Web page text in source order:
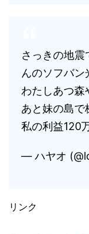
さっきの地震
んのソフバン
わたしあつ
あと妹の島で
私の利益120
— ハヤオ
リンク